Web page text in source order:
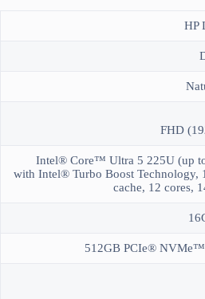
HP
FHD
Intel® Core™ Ultra 5 225U (up
with Intel® Turbo Boost Technology,
cache, 12 cores,
512GB PCIe® NVMe™